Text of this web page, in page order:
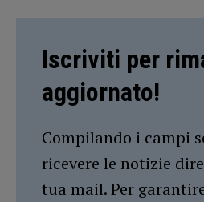
Iscriviti per
aggiornato!
Compilando i campi
ricevere le notizie
tua mail. Per